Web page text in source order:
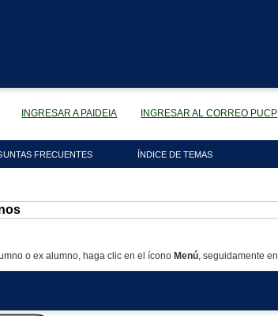
INGRESAR A PAIDEIA INGRESAR AL CORREO PUCP
FRECUENTES ÍNDICE DE TEMAS
o ex alumno, haga clic en el ícono Menú, seguidamente en